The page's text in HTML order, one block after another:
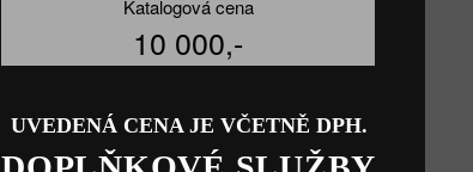
Katalogová cena
10 000,-
UVEDENÁ CENA JE VČETNĚ DPH.